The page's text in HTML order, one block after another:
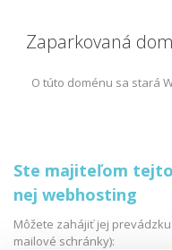
Zaparkovaná
O túto doménu sa stará
Ste majiteľom
nej webhosting
Môžete zahájiť jej
mailové schránky):